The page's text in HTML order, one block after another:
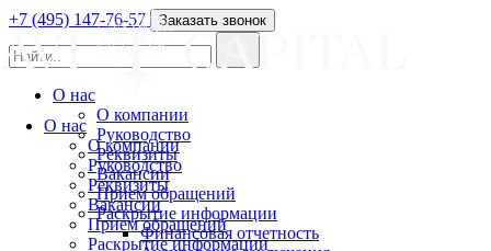
О нас
О компании
Руководство
Реквизиты
Вакансии
Прием обращений
Раскрытие информации
+7 (495) 147-76-57 Заказать звонок
О нас
О компании
Руководство
Реквизиты
Вакансии
Прием обращений
Раскрытие информации
Финансовая отчетность